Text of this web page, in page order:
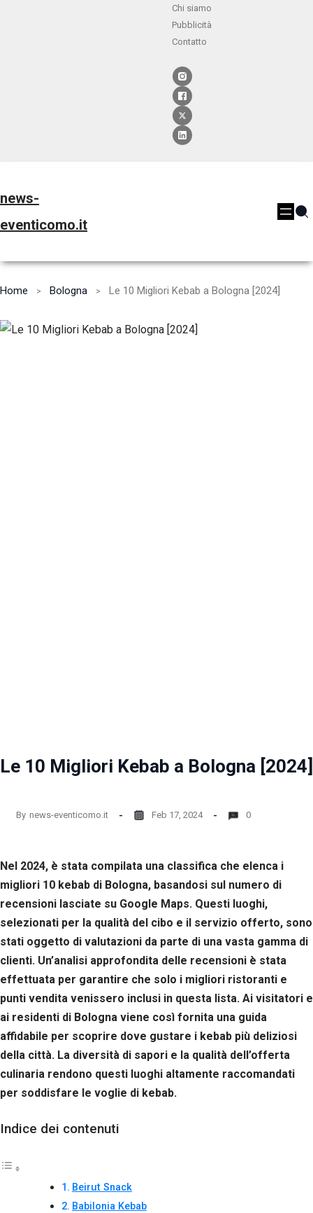
Chi siamo
Pubblicità
Contatto
news-
eventicomo.it
Home Bologna Le 10 Migliori Kebab a Bologna [2024]
Le 10 Migliori Kebab a Bologna [2024]
By news-eventicomo.it Feb 17, 2024 0
Nel 2024, è stata compilata una classifica che elenca i
migliori 10 kebab di Bologna, basandosi sul numero di
recensioni lasciate su Google Maps. Questi luoghi,
selezionati per la qualità del cibo e il servizio offerto, sono
stati oggetto di valutazioni da parte di una vasta gamma di
clienti. Un’analisi approfondita delle recensioni è stata
effettuata per garantire che solo i migliori ristoranti e
punti vendita venissero inclusi in questa lista. Ai visitatori e
ai residenti di Bologna viene così fornita una guida
affidabile per scoprire dove gustare i kebab più deliziosi
della città. La diversità di sapori e la qualità dell’offerta
culinaria rendono questi luoghi altamente raccomandati
per soddisfare le voglie di kebab.
Indice dei contenuti
Beirut Snack
Babilonia Kebab